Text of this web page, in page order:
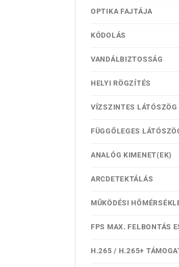
OPTIKA FAJTÁJA
KÓDOLÁS
VANDÁLBIZTOSSÁG
HELYI RÖGZÍTÉS
VÍZSZINTES LÁTÓSZÖG
FÜGGŐLEGES
ANALÓG KIMENET(EK)
ARCDETEKTÁLÁS
MŰKÖDÉSI
FPS MAX. FELBONTÁS
H.265 / H.265+